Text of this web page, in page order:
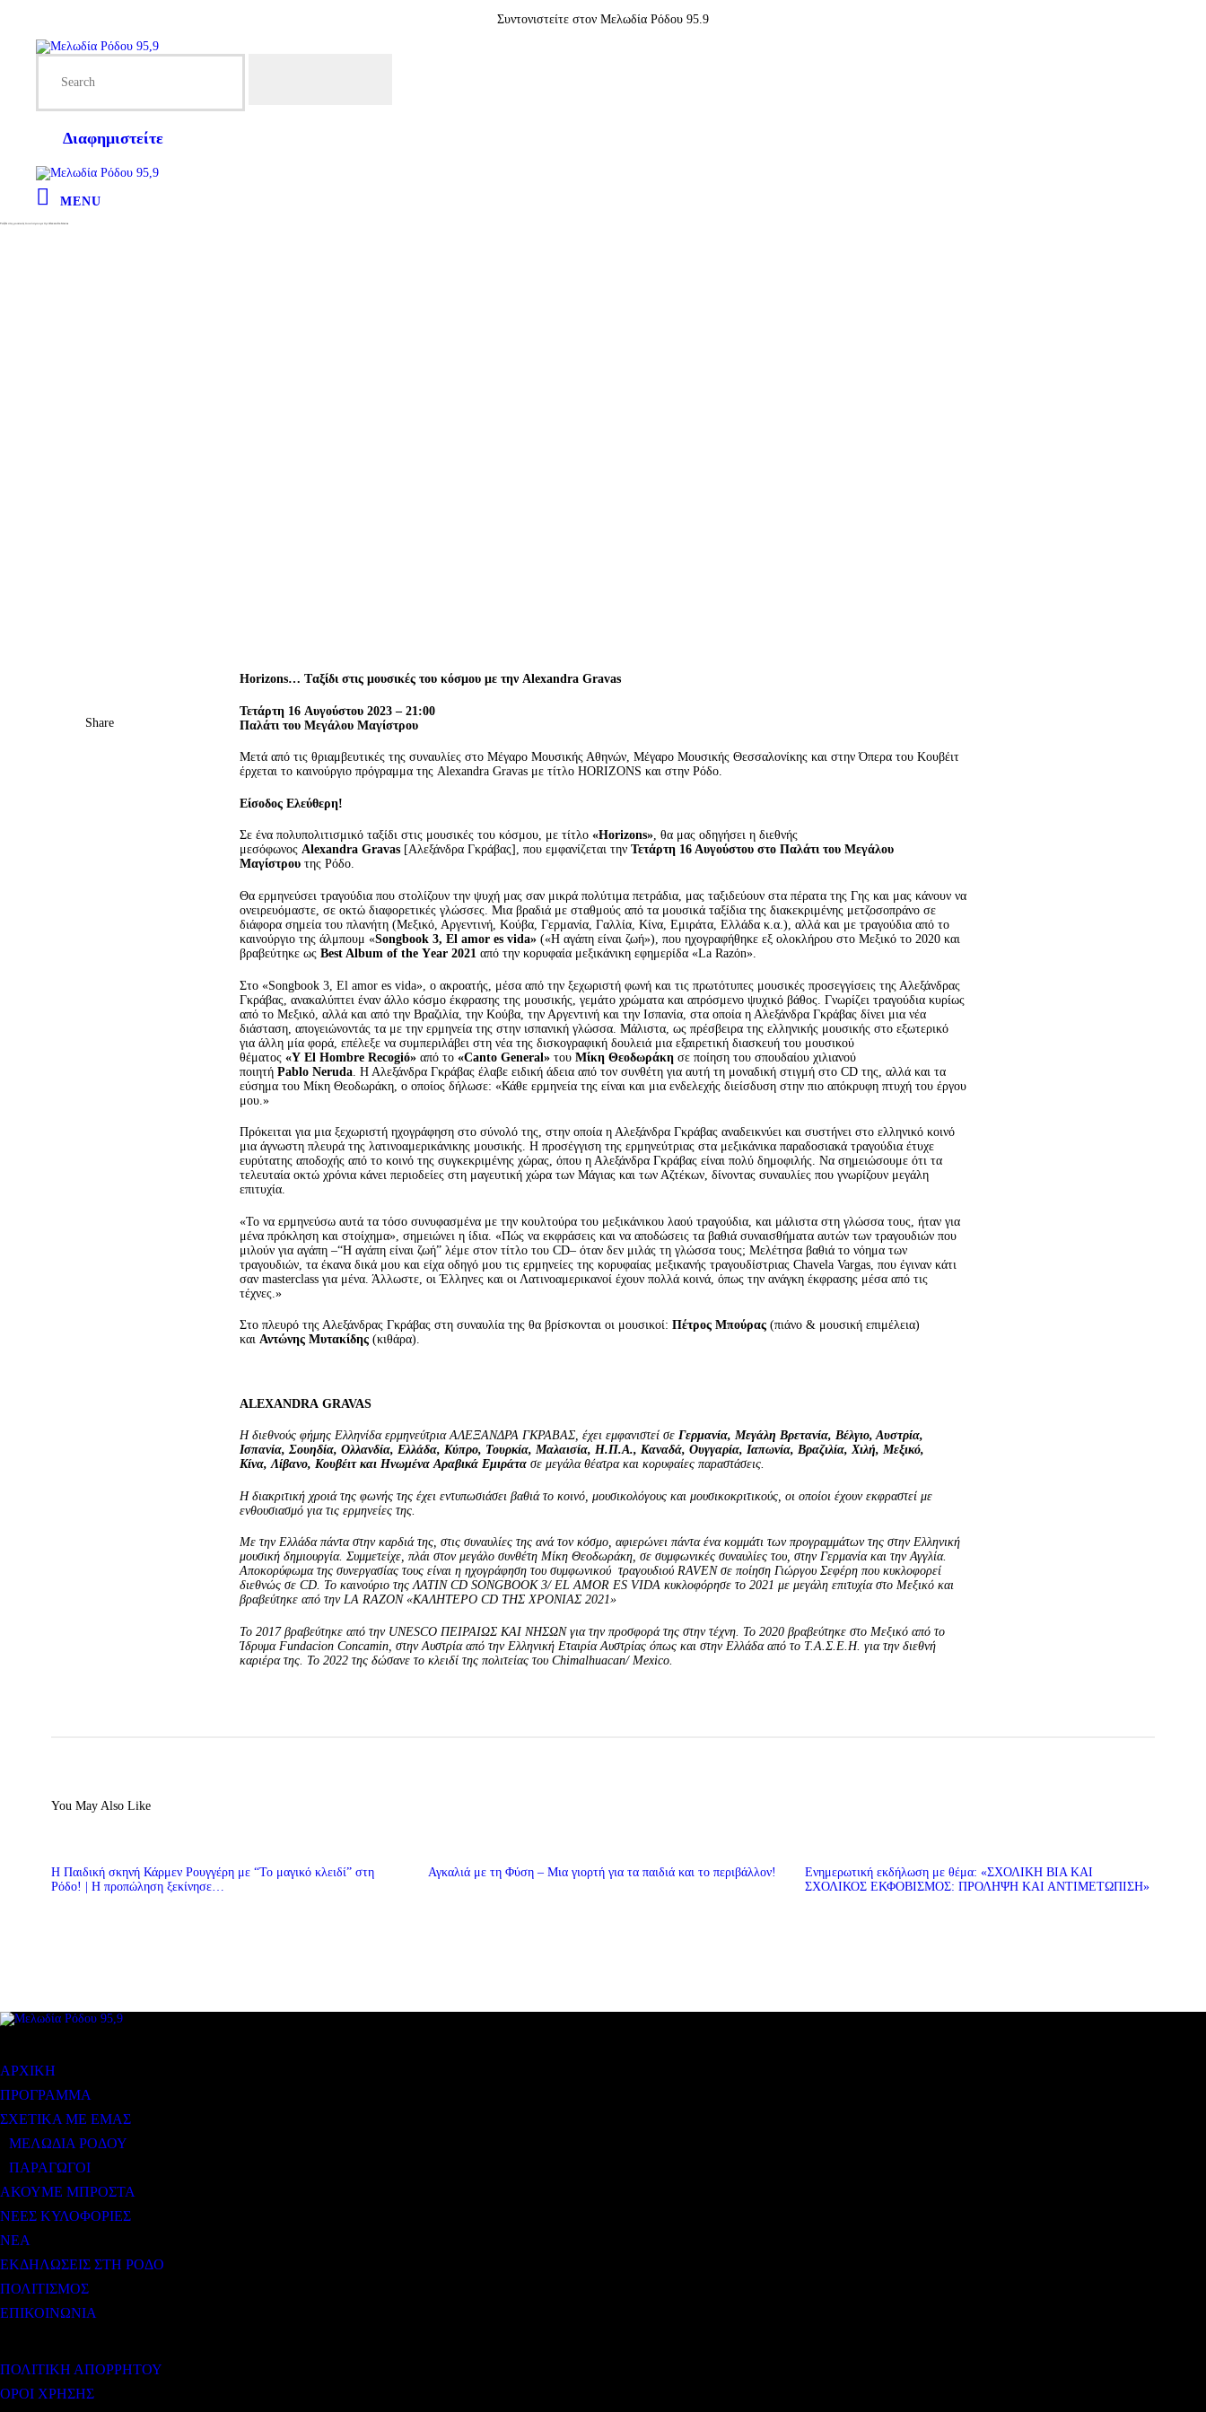
Συντονιστείτε στον Μελωδία Ρόδου 95.9
Διαφημιστείτε
MENU
Tαξίδι στις μουσικές του κόσμου με την Alexandra Gravas
Share
Horizons… Tαξίδι στις μουσικές του κόσμου με την Alexandra Gravas
Τετάρτη 16 Αυγούστου 2023 – 21:00
Παλάτι του Μεγάλου Μαγίστρου
Μετά από τις θριαμβευτικές της συναυλίες στο Μέγαρο Μουσικής Αθηνών, Μέγαρο Μουσικής Θεσσαλονίκης και στην Όπερα του Κουβέιτ
έρχεται το καινούργιο πρόγραμμα της Alexandra Gravas με τίτλο HORIZONS και στην Ρόδο.
Είσοδος Ελεύθερη!
Σε ένα πολυπολιτισμικό ταξίδι στις μουσικές του κόσμου, με τίτλο «Horizons», θα μας οδηγήσει η διεθνής
μεσόφωνος Alexandra Gravas [Αλεξάνδρα Γκράβας], που εμφανίζεται την Τετάρτη 16 Αυγούστου στο Παλάτι του Μεγάλου
Μαγίστρου της Ρόδο.
Θα ερμηνεύσει τραγούδια που στολίζουν την ψυχή μας σαν μικρά πολύτιμα πετράδια, μας ταξιδεύουν στα πέρατα της Γης και μας κάνουν να
ονειρευόμαστε, σε οκτώ διαφορετικές γλώσσες. Μια βραδιά με σταθμούς από τα μουσικά ταξίδια της διακεκριμένης μετζοσοπράνο σε
διάφορα σημεία του πλανήτη (Μεξικό, Αργεντινή, Κούβα, Γερμανία, Γαλλία, Κίνα, Εμιράτα, Ελλάδα κ.α.), αλλά και με τραγούδια από το
καινούργιο της άλμπουμ «Songbook 3, El amor es vida» («Η αγάπη είναι ζωή»), που ηχογραφήθηκε εξ ολοκλήρου στο Μεξικό το 2020 και
βραβεύτηκε ως Best Album of the Υear 2021 από την κορυφαία μεξικάνικη εφημερίδα «La Razόn».
Στο «Songbook 3, El amor es vida», ο ακροατής, μέσα από την ξεχωριστή φωνή και τις πρωτότυπες μουσικές προσεγγίσεις της Αλεξάνδρας
Γκράβας, ανακαλύπτει έναν άλλο κόσμο έκφρασης της μουσικής, γεμάτο χρώματα και απρόσμενο ψυχικό βάθος. Γνωρίζει τραγούδια κυρίως
από το Μεξικό, αλλά και από την Βραζιλία, την Κούβα, την Αργεντινή και την Ισπανία, στα οποία η Αλεξάνδρα Γκράβας δίνει μια νέα
διάσταση, απογειώνοντάς τα με την ερμηνεία της στην ισπανική γλώσσα. Μάλιστα, ως πρέσβειρα της ελληνικής μουσικής στο εξωτερικό
για άλλη μία φορά, επέλεξε να συμπεριλάβει στη νέα της δισκογραφική δουλειά μια εξαιρετική διασκευή του μουσικού
θέματος «Y El Hombre Recogió» από το «Canto General» του Μίκη Θεοδωράκη σε ποίηση του σπουδαίου χιλιανού
ποιητή Pablo Neruda . Η Αλεξάνδρα Γκράβας έλαβε ειδική άδεια από τον συνθέτη για αυτή τη μοναδική στιγμή στο CD της, αλλά και τα
εύσημα του Μίκη Θεοδωράκη, ο οποίος δήλωσε: «Κάθε ερμηνεία της είναι και μια ενδελεχής διείσδυση στην πιο απόκρυφη πτυχή του έργου
μου.»
Πρόκειται για μια ξεχωριστή ηχογράφηση στο σύνολό της, στην οποία η Αλεξάνδρα Γκράβας αναδεικνύει και συστήνει στο ελληνικό κοινό
μια άγνωστη πλευρά της λατινοαμερικάνικης μουσικής. Η προσέγγιση της ερμηνεύτριας στα μεξικάνικα παραδοσιακά τραγούδια έτυχε
ευρύτατης αποδοχής από το κοινό της συγκεκριμένης χώρας, όπου η Αλεξάνδρα Γκράβας είναι πολύ δημοφιλής. Να σημειώσουμε ότι τα
τελευταία οκτώ χρόνια κάνει περιοδείες στη μαγευτική χώρα των Μάγιας και των Αζτέκων, δίνοντας συναυλίες που γνωρίζουν μεγάλη
επιτυχία.
«Το να ερμηνεύσω αυτά τα τόσο συνυφασμένα με την κουλτούρα του μεξικάνικου λαού τραγούδια, και μάλιστα στη γλώσσα τους, ήταν για
μένα πρόκληση και στοίχημα», σημειώνει η ίδια. «Πώς να εκφράσεις και να αποδώσεις τα βαθιά συναισθήματα αυτών των τραγουδιών που
μιλούν για αγάπη –“Η αγάπη είναι ζωή” λέμε στον τίτλο του CD– όταν δεν μιλάς τη γλώσσα τους; Μελέτησα βαθιά το νόημα των
τραγουδιών, τα έκανα δικά μου και είχα οδηγό μου τις ερμηνείες της κορυφαίας μεξικανής τραγουδίστριας Chavela Vargas, που έγιναν κάτι
σαν masterclass για μένα. Άλλωστε, οι Έλληνες και οι Λατινοαμερικανοί έχουν πολλά κοινά, όπως την ανάγκη έκφρασης μέσα από τις
τέχνες.»
Στο πλευρό της Αλεξάνδρας Γκράβας στη συναυλία της θα βρίσκονται οι μουσικοί: Πέτρος Μπούρας (πιάνο & μουσική επιμέλεια)
και Αντώνης Μυτακίδης (κιθάρα).
ALEXANDRA GRAVAS
Η διεθνούς φήμης Ελληνίδα ερμηνεύτρια ΑΛΕΞΑΝΔΡΑ ΓΚΡΑΒΑΣ, έχει εμφανιστεί σε Γερμανία, Mεγάλη Βρετανία, Βέλγιο, Αυστρία,
Ισπανία, Σουηδία, Ολλανδία, Ελλάδα, Κύπρο, Τουρκία, Μαλαισία, Η.Π.Α., Καναδά, Ουγγαρία, Ιαπωνία, Βραζιλία, Χιλή, Μεξικό,
Κίνα,Λίβανο, Κουβέιτκαι Ηνωμένα Αραβικά Εμιράτα σε μεγάλα θέατρα και κορυφαίες παραστάσεις.
Η διακριτική χροιά της φωνής της έχει εντυπωσιάσει βαθιά το κοινό, μουσικολόγους και μουσικοκριτικούς, οι οποίοι έχουν εκφραστεί με
ενθουσιασμό για τις ερμηνείες της.
Με την Ελλάδα πάντα στην καρδιά της, στις συναυλίες της ανά τον κόσμο, αφιερώνει πάντα ένα κομμάτι των προγραμμάτων της στην Ελληνική
μουσική δημιουργία. Συμμετείχε, πλάι στον μεγάλο συνθέτη Μίκη Θεοδωράκη, σε συμφωνικές συναυλίες του, στην Γερμανία και την Αγγλία.
Αποκορύφωμα της συνεργασίας τους είναι η ηχογράφηση του συμφωνικού τραγουδιού RAVEN σε ποίηση Γιώργoυ Σεφέρη που κυκλοφορεί
διεθνώς σε CD. Το καινούριο της ΛΑΤΙΝ CD SONGBOOK 3/ EL AMOR ES VIDA κυκλοφόρησε το 2021 με μεγάλη επιτυχία στο Μεξικό και
βραβεύτηκε από την LA RAZON «ΚΑΛΗΤΕΡΟ CD ΤΗΣ ΧΡΟΝΙΑΣ 2021»
Το 2017 βραβεύτηκε από την UNESCO ΠΕΙΡΑΙΩΣ ΚΑΙ ΝΗΣΩΝ για την προσφορά της στην τέχνη. To 2020 βραβεύτηκε στο Μεξικό από το
Ίδρυμα Fundacion Concamin, στην Αυστρία από την Ελληνική Εταιρία Αυστρίας όπως και στην Ελλάδα από το Τ.Α.Σ.Ε.Η. για την διεθνή
καριέρα της. Το 2022 της δώσανε το κλειδί της πολιτείας του Chimalhuacan/ Mexico.
You May Also Like
Η Παιδική σκηνή Κάρμεν Ρουγγέρη με “Το μαγικό κλειδί” στη
Ρόδο! | Η προπώληση ξεκίνησε…
Αγκαλιά με τη Φύση – Μια γιορτή για τα παιδιά και το περιβάλλον!
Eνημερωτική εκδήλωση με θέμα: «ΣΧΟΛΙΚΗ ΒΙΑ ΚΑΙ
ΣΧΟΛΙΚΟΣ ΕΚΦΟΒΙΣΜΟΣ: ΠΡΟΛΗΨΗ ΚΑΙ ΑΝΤΙΜΕΤΩΠΙΣΗ»
ΜΕΝΟΥ
ΑΡΧΙΚΗ
ΠΡΟΓΡΑΜΜΑ
ΣΧΕΤΙΚΑ ΜΕ ΕΜΑΣ
ΜΕΛΩΔΙΑ ΡΟΔΟΥ
ΠΑΡΑΓΩΓΟΙ
ΑΚΟΥΜΕ ΜΠΡΟΣΤΑ
ΝΕΕΣ ΚΥΛΟΦΟΡΙΕΣ
ΝΕΑ
ΕΚΔΗΛΩΣΕΙΣ ΣΤΗ ΡΟΔΟ
ΠΟΛΙΤΙΣΜΟΣ
ΕΠΙΚΟΙΝΩΝΙΑ
ΠΟΛΙΤΙΚΗ ΑΠΟΡΡΗΤΟΥ
ΟΡΟΙ ΧΡΗΣΗΣ